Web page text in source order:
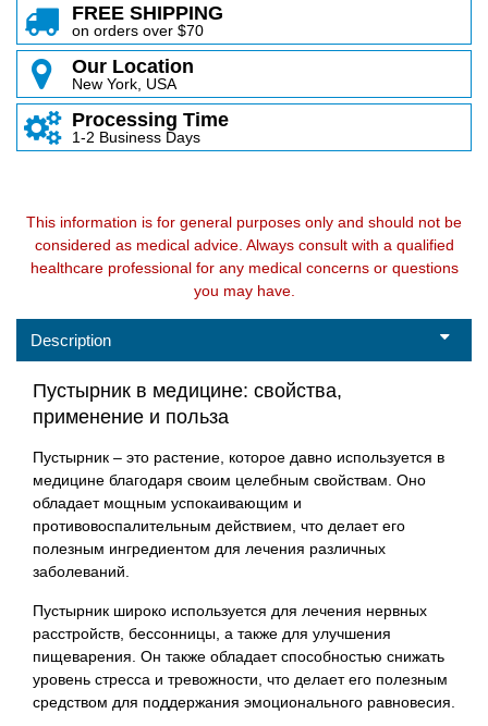
FREE SHIPPING
on orders over $70
Our Location
New York, USA
Processing Time
1-2 Business Days
This information is for general purposes only and should not be
considered as medical advice. Always consult with a qualified
healthcare professional for any medical concerns or questions
you may have.
Description
Пустырник в медицине: свойства,
применение и польза
Пустырник – это растение, которое давно используется в
медицине благодаря своим целебным свойствам. Оно
обладает мощным успокаивающим и
противовоспалительным действием, что делает его
полезным ингредиентом для лечения различных
заболеваний.
Пустырник широко используется для лечения нервных
расстройств, бессонницы, а также для улучшения
пищеварения. Он также обладает способностью снижать
уровень стресса и тревожности, что делает его полезным
средством для поддержания эмоционального равновесия.